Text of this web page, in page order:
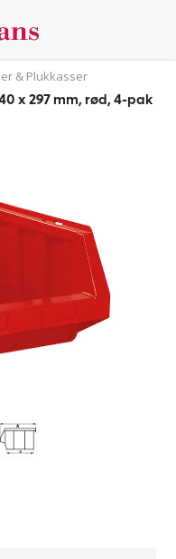
& Plukkasser
x 297 mm, rød, 4-pak